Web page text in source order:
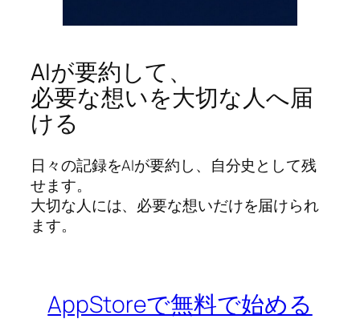
AIが要約して、
必要な想いを大切な人へ届
ける
日々の記録をAIが要約し、自分史として残
せます。
大切な人には、必要な想いだけを届けられ
ます。
AppStoreで無料で始める